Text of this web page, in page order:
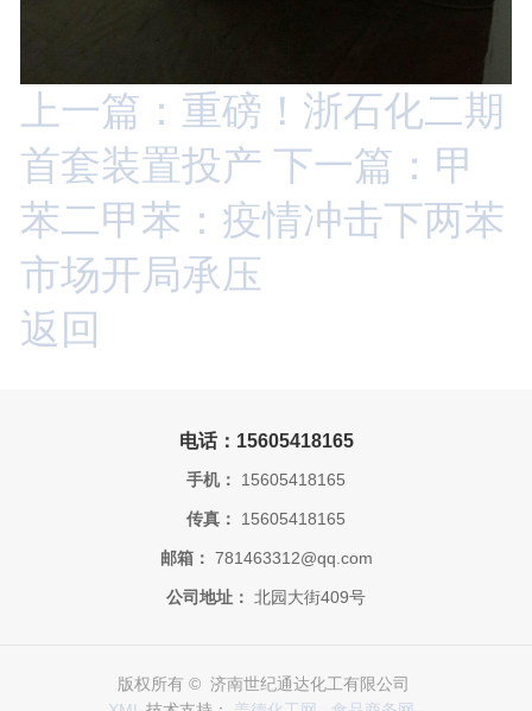
上一篇：重磅！浙石化二期
首套装置投产 下一篇：甲
苯二甲苯：疫情冲击下两苯
市场开局承压
返回
电话：15605418165
手机： 15605418165
传真： 15605418165
邮箱： 781463312@qq.com
公司地址： 北园大街409号
版权所有 © 济南世纪通达化工有限公司